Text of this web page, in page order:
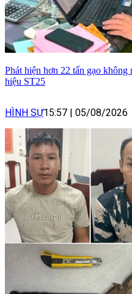
Phát hiện hơn 22 tấn gạo
hiệu ST25
HÌNH SỰ15:57 05/08/2026